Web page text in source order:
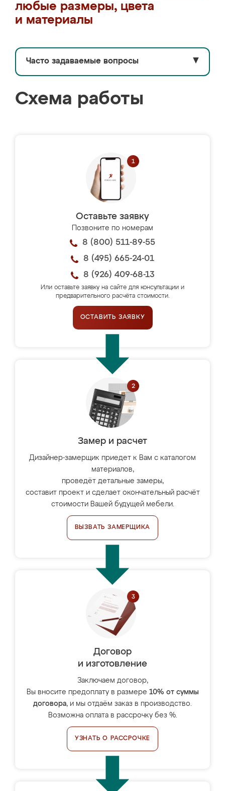
любые размеры, цвета
и материалы
Часто задаваемые вопросы ▼
Схема работы
Оставьте заявку
Позвоните по номерам
8 (800) 511-89-55
8 (495) 665-24-01
8 (926) 409-68-13
Или оставьте заявку на сайте для консультации и
предварительного расчёта стоимости.
ОСТАВИТЬ ЗАЯВКУ
Замер и расчет
Дизайнер-замерщик приедет к Вам с каталогом
материалов,
проведёт детальные замеры,
составит проект и сделает окончательный расчёт
стоимости Вашей будущей мебели.
ВЫЗВАТЬ ЗАМЕРЩИКА
Договор
и изготовление
Заключаем договор,
Вы вносите предоплату в размере 10% от суммы
договора, и мы отдаём заказ в производство.
Возможна оплата в рассрочку без %.
УЗНАТЬ О РАССРОЧКЕ